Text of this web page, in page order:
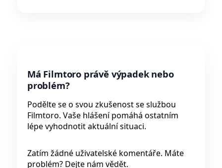
Má Filmtoro právě výpadek nebo
problém?
Podělte se o svou zkušenost se službou
Filmtoro. Vaše hlášení pomáhá ostatním
lépe vyhodnotit aktuální situaci.
Zatím žádné uživatelské komentáře. Máte
problém? Dejte nám vědět.